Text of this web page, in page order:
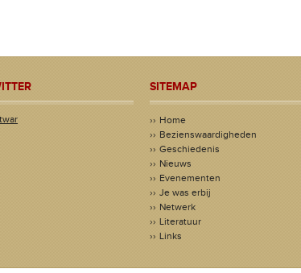
SITEMAP
Home
Bezienswaardigheden
Geschiedenis
Nieuws
Evenementen
Je was erbij
Netwerk
Literatuur
Links